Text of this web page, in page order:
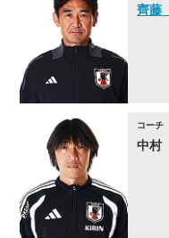
齊
コーチ
中